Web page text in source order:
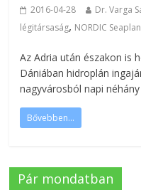
2016-04-28 Dr. Varga
légitársaság, NORDIC
Az Adria után északon is
Dániában hidroplán
nagyvárosból napi
Bővebben...
Pár mondatban